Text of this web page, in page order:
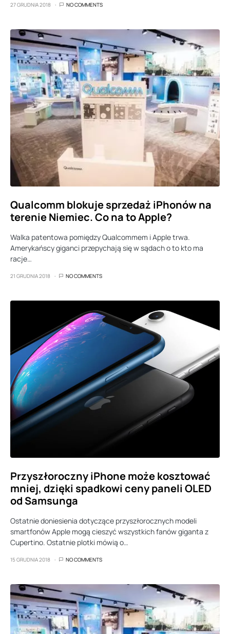
27 GRUDNIA 2018 NO COMMENTS
Qualcomm blokuje sprzedaż iPhonów na
terenie Niemiec. Co na to Apple?
Walka patentowa pomiędzy Qualcommem i Apple trwa.
Amerykańscy giganci przepychają się w sądach o to kto ma
racje…
21 GRUDNIA 2018 NO COMMENTS
Przyszłoroczny iPhone może kosztować
mniej, dzięki spadkowi ceny paneli OLED
od Samsunga
Ostatnie doniesienia dotyczące przyszłorocznych modeli
smartfonów Apple mogą cieszyć wszystkich fanów giganta z
Cupertino. Ostatnie plotki mówią o…
15 GRUDNIA 2018 NO COMMENTS